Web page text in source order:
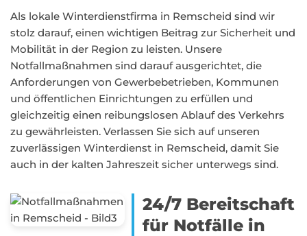
Als lokale Winterdienstfirma in Remscheid sind wir
stolz darauf, einen wichtigen Beitrag zur Sicherheit und
Mobilität in der Region zu leisten. Unsere
Notfallmaßnahmen sind darauf ausgerichtet, die
Anforderungen von Gewerbebetrieben, Kommunen
und öffentlichen Einrichtungen zu erfüllen und
gleichzeitig einen reibungslosen Ablauf des Verkehrs
zu gewährleisten. Verlassen Sie sich auf unseren
zuverlässigen Winterdienst in Remscheid, damit Sie
auch in der kalten Jahreszeit sicher unterwegs sind.
24/7 Bereitschaft
für Notfälle in